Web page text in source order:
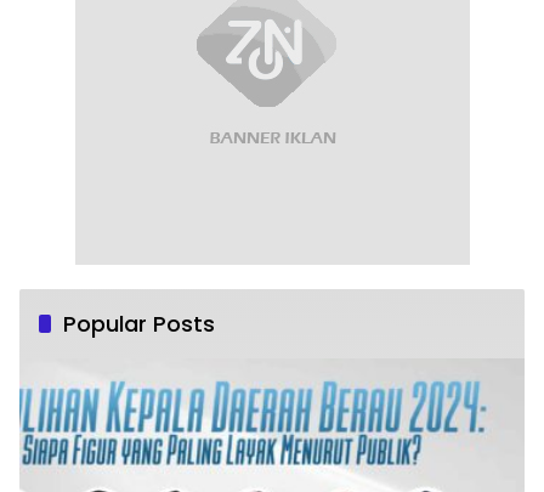
Popular Posts